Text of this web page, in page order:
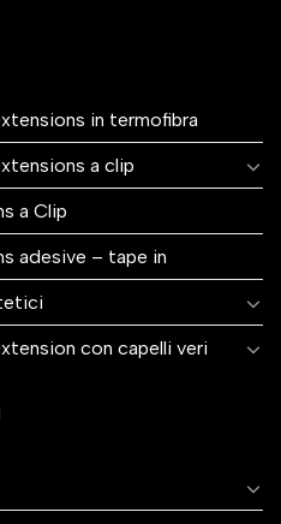
in termofibra
a clip
a Clip
adesive – tape in
con capelli veri